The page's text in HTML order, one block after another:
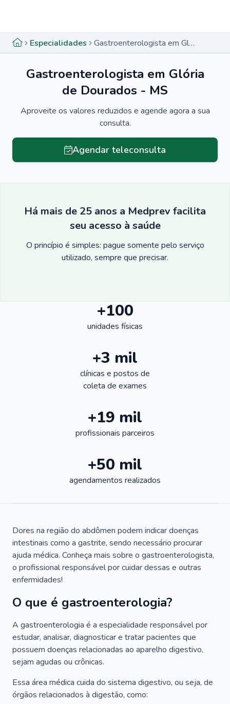
Especialidades Gastroenterologista em Glória de Dourados - MS
Gastroenterologista em Glória
de Dourados - MS
Aproveite os valores reduzidos e agende agora a sua
consulta.
Agendar teleconsulta
Há mais de 25 anos a Medprev facilita
seu acesso à saúde
O princípio é simples: pague somente pelo serviço
utilizado, sempre que precisar.
+100
unidades físicas
+3 mil
clínicas e postos de
coleta de exames
+19 mil
profissionais parceiros
+50 mil
agendamentos realizados
Dores na região do abdômen podem indicar doenças
intestinais como a gastrite, sendo necessário procurar
ajuda médica. Conheça mais sobre o gastroenterologista,
o profissional responsável por cuidar dessas e outras
enfermidades!
O que é gastroenterologia?
A gastroenterologia é a especialidade responsável por
estudar, analisar, diagnosticar e tratar pacientes que
possuem doenças relacionadas ao aparelho digestivo,
sejam agudas ou crônicas.
Essa área médica cuida do sistema digestivo, ou seja, de
órgãos relacionados à digestão, como: